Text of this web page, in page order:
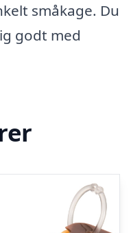
småkage. Du
godt med